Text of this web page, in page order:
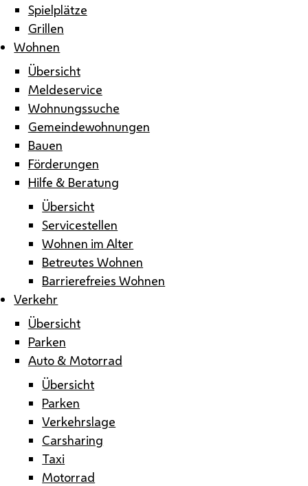
Spielplätze
Grillen
Wohnen
Übersicht
Meldeservice
Wohnungssuche
Gemeindewohnungen
Bauen
Förderungen
Hilfe & Beratung
Übersicht
Servicestellen
Wohnen im Alter
Betreutes Wohnen
Barrierefreies Wohnen
Verkehr
Übersicht
Parken
Auto & Motorrad
Übersicht
Parken
Verkehrslage
Carsharing
Taxi
Motorrad